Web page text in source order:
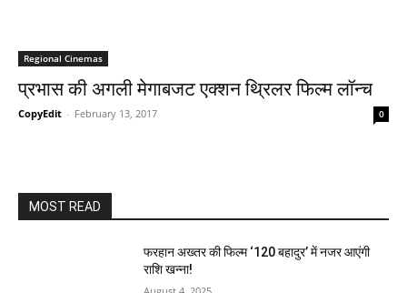
Regional Cinemas
प्रभास की अगली मेगाबजट एक्‍शन थ्रिलर फिल्‍म लॉन्‍च
CopyEdit - February 13, 2017 0
MOST READ
फरहान अख्तर की फिल्म ‘120 बहादुर’ में नजर आएंगी
राशि खन्ना!